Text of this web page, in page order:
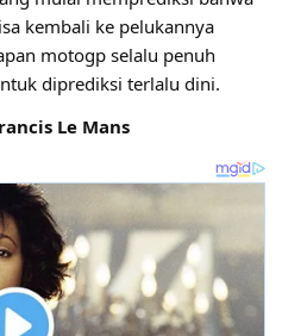
kembali ke pelukannya
motogp selalu penuh
diprediksi terlalu dini.
Le Mans